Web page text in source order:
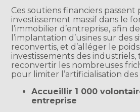
Ces soutiens financiers passent
investissement massif dans le
l’immobilier d’entreprise, afin
l’implantation d’usines sur des
reconvertis, et d’alléger le
investissements des
reconvertir les nombreuses
pour limiter l’artificialisation des
Accueillir 1 000
entreprise